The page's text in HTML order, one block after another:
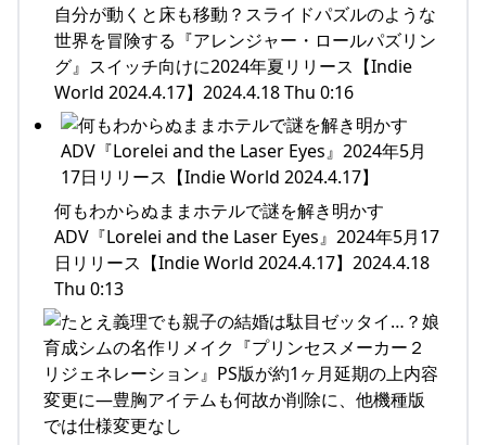
自分が動くと床も移動？スライドパズルのような
世界を冒険する『アレンジャー・ロールパズリン
グ』スイッチ向けに2024年夏リリース【Indie
World 2024.4.17】2024.4.18 Thu 0:16
何もわからぬままホテルで謎を解き明かす
ADV『Lorelei and the Laser Eyes』2024年5月17
日リリース【Indie World 2024.4.17】2024.4.18
Thu 0:13